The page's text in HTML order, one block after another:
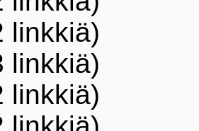
linkkiä)
linkkiä)
linkkiä)